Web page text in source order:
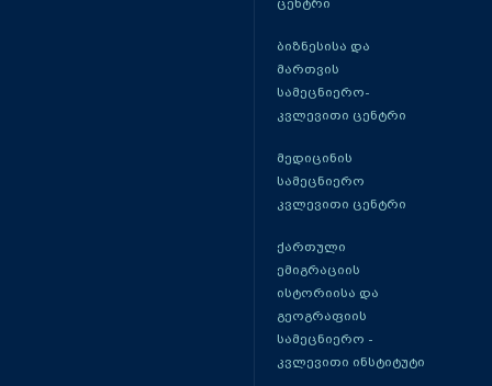
ცენტრი
ბიზნესისა და
მართვის
სამეცნიერო-
კვლევითი ცენტრი
მედიცინის
სამეცნიერო
კვლევითი ცენტრი
ქართული
ემიგრაციის
ისტორიისა და
გეოგრაფიის
სამეცნიერო -
კვლევითი ინსტიტუტი